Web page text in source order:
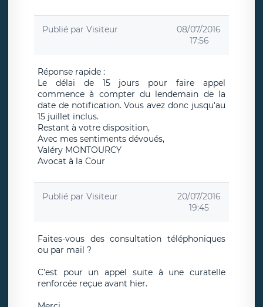
Publié par Visiteur
08/07/2016
17:56
Réponse rapide :
Le délai de 15 jours pour faire appel
commence à compter du lendemain de la
date de notification. Vous avez donc jusqu'au
15 juillet inclus.
Restant à votre disposition,
Avec mes sentiments dévoués,
Valéry MONTOURCY
Avocat à la Cour
Publié par Visiteur
20/07/2016
19:45
Faites-vous des consultation téléphoniques
ou par mail ?
C'est pour un appel suite à une curatelle
renforcée reçue avant hier.